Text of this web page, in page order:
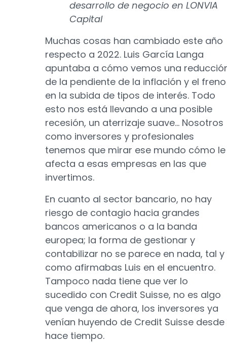
desarrollo de negocio en LONVIA
Capital
Muchas cosas han cambiado este año
respecto a 2022. Luis García Langa
apuntaba a cómo vemos una
de la pendiente de la inflación y el freno
en la subida de tipos de interés. Todo
esto nos está llevando a una posible
recesión, un aterrizaje suave... Nosotros
como inversores y profesionales
tenemos que mirar ese mundo cómo le
afecta a esas empresas en las que
invertimos.
En cuanto al sector bancario, no hay
riesgo de contagio hacia grandes
bancos americanos o a la banda
europea; la forma de gestionar y
contabilizar no se parece en nada, tal y
como afirmabas Luis en el encuentro.
Tampoco nada tiene que ver lo
sucedido con Credit Suisse, no es algo
que venga de ahora, los inversores ya
venían huyendo de Credit Suisse desde
hace tiempo.